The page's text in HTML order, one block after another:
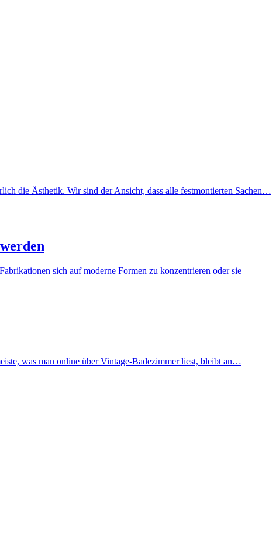
die Ästhetik. Wir sind der Ansicht, dass alle festmontierten Sachen…
sich auf moderne Formen zu konzentrieren oder sie
was man online über Vintage-Badezimmer liest, bleibt an…